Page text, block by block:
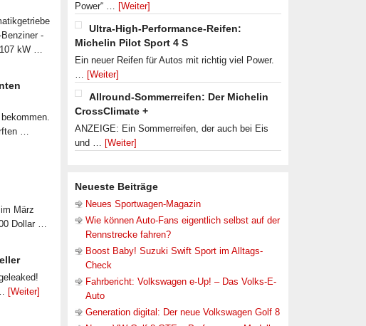
-
kW …
…
März
Dollar …
[Weiter]
Power“ … [Weiter]
Ultra-High-Performance-Reifen:
Michelin Pilot Sport 4 S
Ein neuer Reifen für Autos mit richtig viel Power.
… [Weiter]
Allround-Sommerreifen: Der Michelin
CrossClimate +
ANZEIGE: Ein Sommerreifen, der auch bei Eis
und … [Weiter]
Neueste Beiträge
Neues Sportwagen-Magazin
Wie können Auto-Fans eigentlich selbst auf der
Rennstrecke fahren?
Boost Baby! Suzuki Swift Sport im Alltags-
Check
Fahrbericht: Volkswagen e-Up! – Das Volks-E-
Auto
Generation digital: Der neue Volkswagen Golf 8